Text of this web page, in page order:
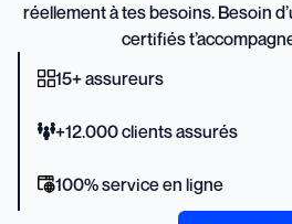
réellement à tes besoins. Besoin
certifiés
15+ assureurs
+12.000 clients assurés
100% service en ligne